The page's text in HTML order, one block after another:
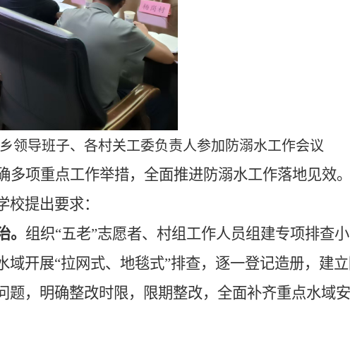
乡领导班子、各村关工委负责人参加防溺水工作会议
多项重点工作举措，全面推进防溺水工作落地见效
提出要求：
组织“五老”志愿者、村组工作人员组建专项排查
域开展“拉网式、地毯式”排查，逐一登记造册，建
题，明确整改时限，限期整改，全面补齐重点水域